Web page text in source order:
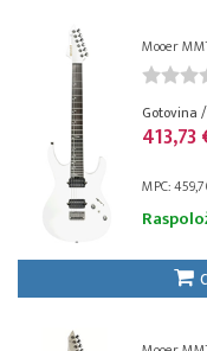
Mooer
Gotovina
413,73
MPC: